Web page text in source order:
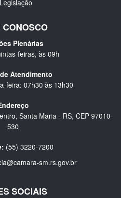
Legislação
CONOSCO
Plenárias
feiras, às 09h
Atendimento
feira: 07h30 às 13h30
Santa Maria - RS, CEP 97010-
530
(55) 3220-7200
sm.rs.gov.br
SOCIAIS